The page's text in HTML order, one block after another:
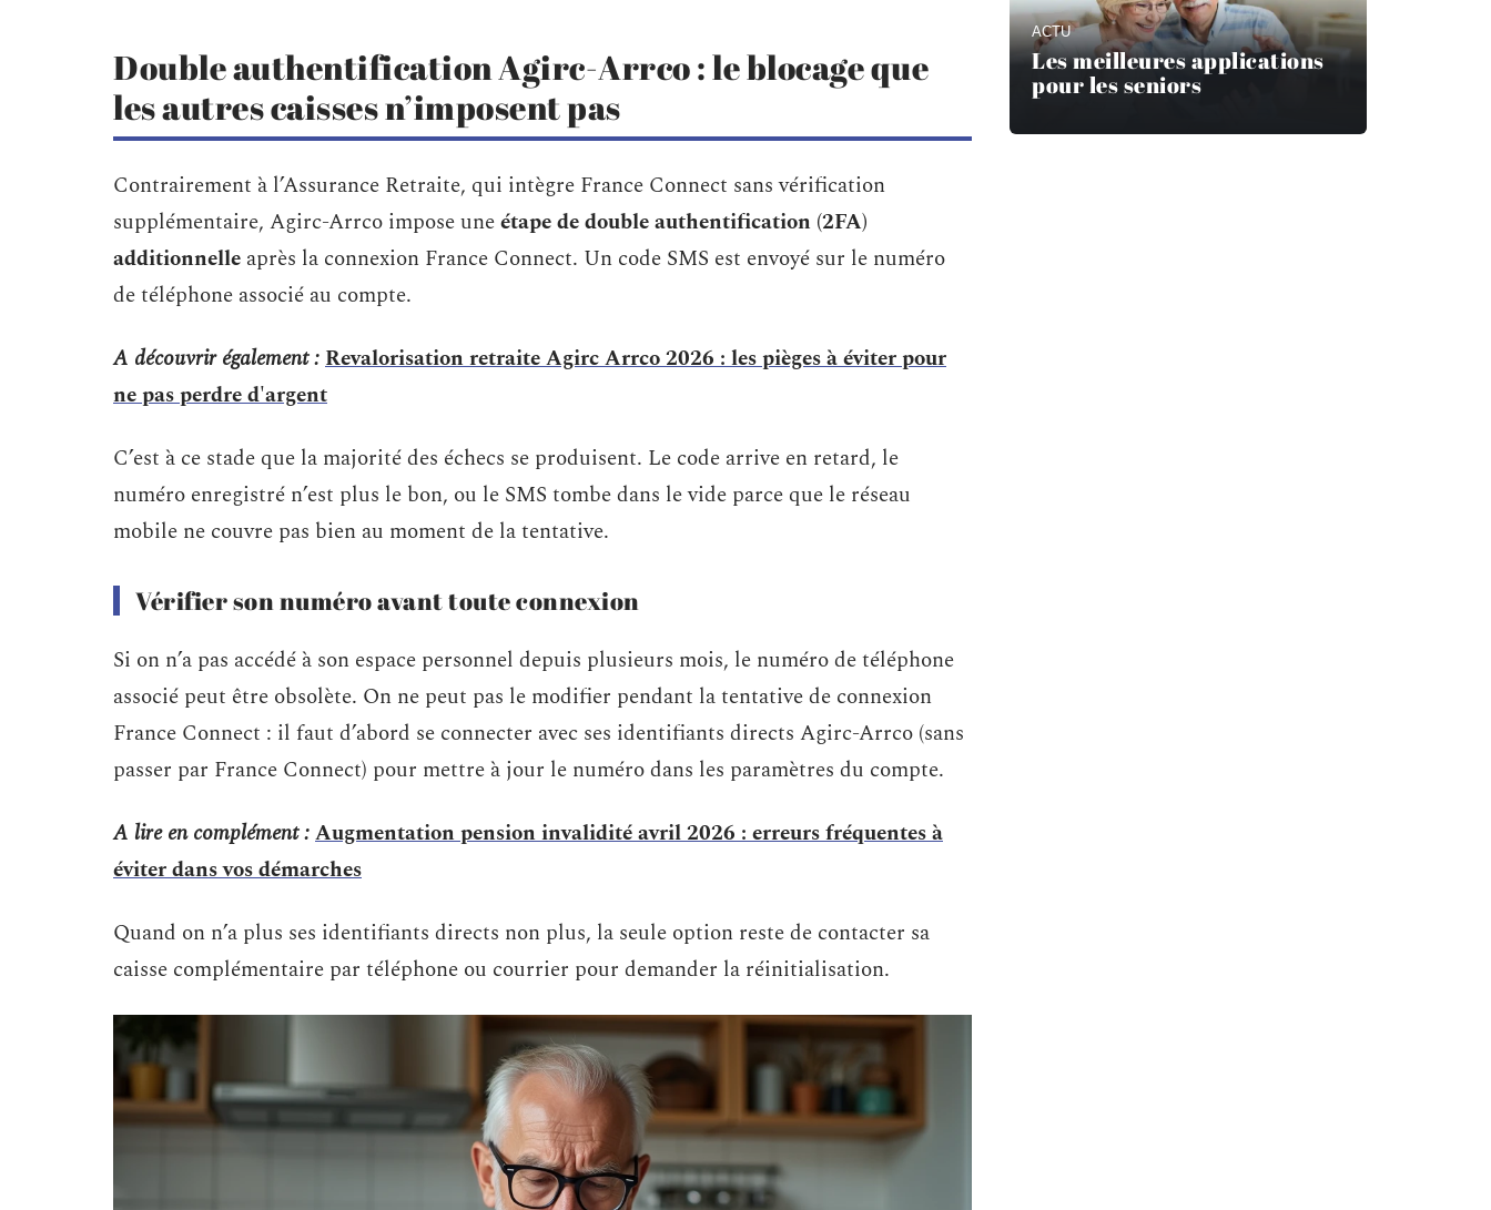
Double authentification Agirc-Arrco : le blocage que
les autres caisses n’imposent pas
Contrairement à l’Assurance Retraite, qui intègre France Connect sans vérification
supplémentaire, Agirc-Arrco impose uneétape de double authentification (2FA)
additionnelle après la connexion France Connect. Un code SMS est envoyé sur le numéro
de téléphone associé au compte.
A découvrir également :Revalorisation retraite Agirc Arrco 2026 : les pièges à éviter pour
ne pas perdre d'argent
C’est à ce stade que la majorité des échecs se produisent. Le code arrive en retard, le
numéro enregistré n’est plus le bon, ou le SMS tombe dans le vide parce que le réseau
mobile ne couvre pas bien au moment de la tentative.
Vérifier son numéro avant toute connexion
Si on n’a pas accédé à son espace personnel depuis plusieurs mois, le numéro de téléphone
associé peut être obsolète. On ne peut pas le modifier pendant la tentative de connexion
France Connect : il faut d’abord se connecter avec ses identifiants directs Agirc-Arrco (sans
passer par France Connect) pour mettre à jour le numéro dans les paramètres du compte.
A lire en complément :Augmentation pension invalidité avril 2026 : erreurs fréquentes à
éviter dans vos démarches
Quand on n’a plus ses identifiants directs non plus, la seule option reste de contacter sa
caisse complémentaire par téléphone ou courrier pour demander la réinitialisation.
ACTU
Les meilleures applications
pour les seniors